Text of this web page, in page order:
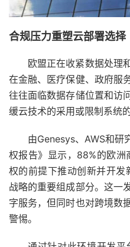
合规压力重塑云部署选择
欧盟正在收紧数据处理
在金融、医疗保健、政府服
往往面临数据存储位置和访
缓云技术的采用或限制系统
由Genesys、AWS和研
权报告》显示，88%的欧洲
权的前提下推动创新并开发
战略的重要组成部分。这一
字服务，但同时也对跨境数
警惕。